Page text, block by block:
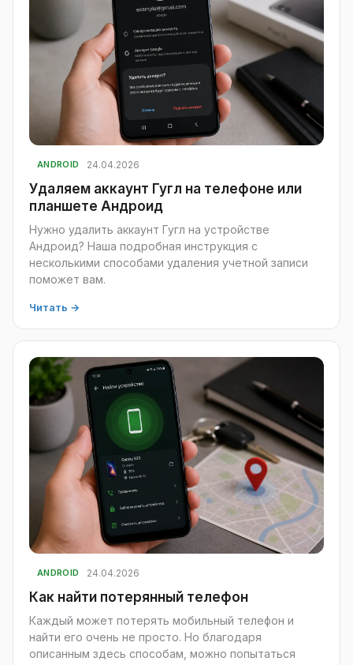
ANDROID 24.04.2026
Удаляем аккаунт Гугл на телефоне или
планшете Андроид
Нужно удалить аккаунт Гугл на устройстве
Андроид? Наша подробная инструкция с
несколькими способами удаления учетной записи
поможет вам.
Читать →
ANDROID 24.04.2026
Как найти потерянный телефон
Каждый может потерять мобильный телефон и
найти его очень не просто. Но благодаря
описанным здесь способам, можно попытаться